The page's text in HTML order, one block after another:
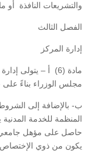
والتشريعات النافذة أو
الفصل الثالث
إدارة المركز
مادة (6) أ – يتولى
مجلس الوزراء بناءً على
ب- بالإضافة إلى
المنظمة للخدمة
حاصل على مؤهل جامعي
يكون من ذوي الإختصاص